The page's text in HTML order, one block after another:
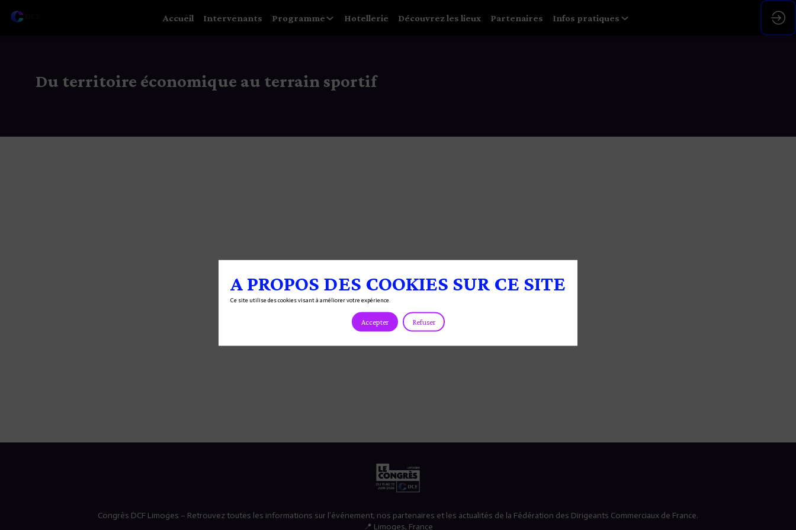
Accueil Intervenants Programme Hotellerie Découvrez les lieux Partenaires Infos pratiques
Du territoire économique au terrain sportif
Congrès DCF Limoges – Retrouvez toutes les informations sur l’événement, nos partenaires et les actualités de la Fédération des Dirigeants Commerciaux de France.
📍 Limoges, France
A PROPOS DES COOKIES SUR CE SITE
Ce site utilise des cookies visant à améliorer votre expérience.
Accepter Refuser